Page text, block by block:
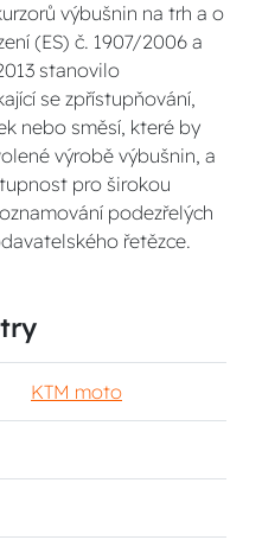
výbušnin na trh a o
(ES) č. 1907/2006 a
stanovilo
se zpřístupňování,
nebo směsí, které by
výrobě výbušnin, a
pro širokou
podezřelých
řetězce.
KTM moto